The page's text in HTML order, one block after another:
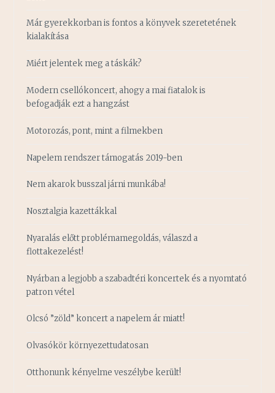
Már gyerekkorban is fontos a könyvek szeretetének
kialakítása
Miért jelentek meg a táskák?
Modern csellókoncert, ahogy a mai fiatalok is
befogadják ezt a hangzást
Motorozás, pont, mint a filmekben
Napelem rendszer támogatás 2019-ben
Nem akarok busszal járni munkába!
Nosztalgia kazettákkal
Nyaralás előtt problémamegoldás, válaszd a
flottakezelést!
Nyárban a legjobb a szabadtéri koncertek és a nyomtató
patron vétel
Olcsó ”zöld” koncert a napelem ár miatt!
Olvasókör környezettudatosan
Otthonunk kényelme veszélybe került!